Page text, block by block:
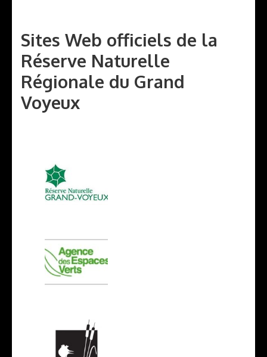
Sites Web officiels de la
Réserve Naturelle
Régionale du Grand
Voyeux